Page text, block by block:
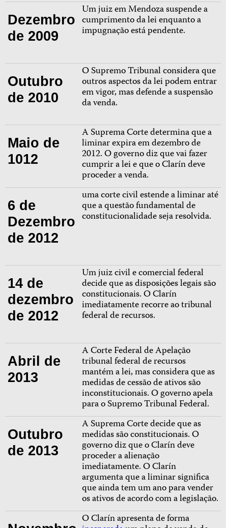
Dezembro
de 2009
Um juiz em Mendoza suspende a
cumprimento da lei enquanto a
impugnação está pendente.
Outubro
de 2010
O Supremo Tribunal considera que
outros aspectos da lei podem entrar
em vigor, mas defende a suspensão
da venda.
Maio de
1012
A Suprema Corte determina que a
liminar expira em dezembro de
2012. O governo diz que vai fazer
cumprir a lei e que o Clarín deve
proceder a venda.
6 de
Dezembro
de 2012
uma corte civil estende a liminar até
que a questão fundamental de
constitucionalidade seja resolvida.
14 de
dezembro
de 2012
Um juiz civil e comercial federal
decide que as disposições legais são
constitucionais. O Clarín
imediatamente recorre ao tribunal
federal de recursos.
Abril de
2013
A Corte Federal de Apelação
tribunal federal de recursos
mantém a lei, mas considera que as
medidas de cessão de ativos são
inconstitucionais. O governo apela
para o Supremo Tribunal Federal.
Outubro
de 2013
A Suprema Corte decide que as
medidas são constitucionais. O
governo diz que o Clarín deve
proceder a alienação
imediatamente. O Clarín
argumenta que a liminar significa
que ainda tem um ano para vender
os ativos de acordo com a legislação.
O Clarín apresenta de forma